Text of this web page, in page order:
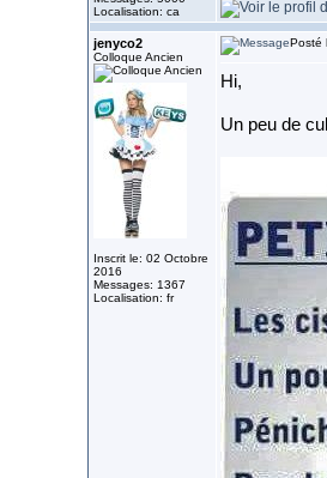
Localisation: ca
jenyco2
Colloque Ancien
Inscrit le: 02 Octobre
2016
Messages: 1367
Localisation: fr
Posté
Hi,
Un peu de